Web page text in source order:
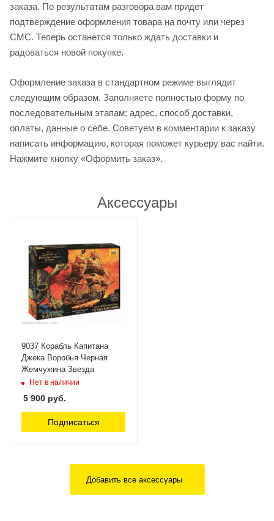
заказа. По результатам разговора вам придет
подтверждение оформления товара на почту или через
СМС. Теперь останется только ждать доставки и
радоваться новой покупке.
Оформление заказа в стандартном режиме выглядит
следующим образом. Заполняете полностью форму по
последовательным этапам: адрес, способ доставки,
оплаты, данные о себе. Советуем в комментарии к заказу
написать информацию, которая поможет курьеру вас найти.
Нажмите кнопку «Оформить заказ».
Аксессуары
9037 Корабль Капитана
Джека Воробья Черная
Жемчужина Звезда
Нет в наличии
5 900 руб.
Подписаться
Добавить все аксессуары